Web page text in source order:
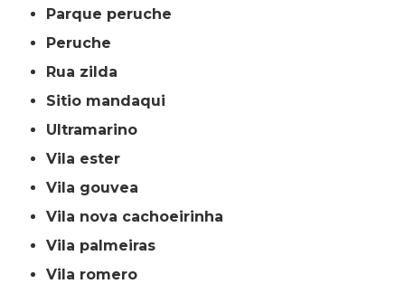
parque peruche
peruche
rua zilda
sitio mandaqui
ultramarino
vila ester
vila gouvea
vila nova cachoeirinha
vila palmeiras
vila romero